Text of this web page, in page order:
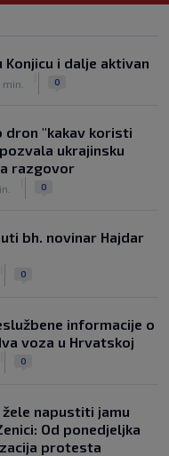
"Novac
h
|
Konjicu i dalje aktivan
0
dron "kakav koristi
ukrajinsku
razgovor
0
bh. novinar Hajdar
0
informacije o
voza u Hrvatskoj
0
žele napustiti jamu
Od ponedjeljka
protesta